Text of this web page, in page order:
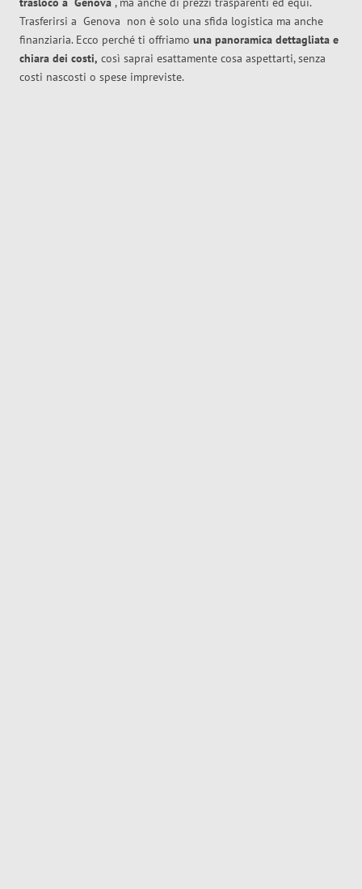
Trasferirsi a Genova non è solo una sfida logistica ma anche
finanziaria. Ecco perché ti offriamo una panoramica dettagliata e
chiara dei costi, così saprai esattamente cosa aspettarti, senza
costi nascosti o spese impreviste.